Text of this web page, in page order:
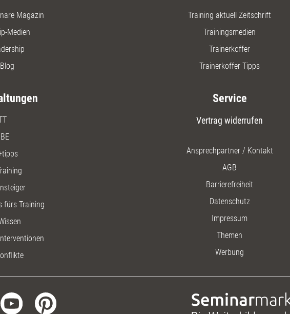
Magazin
Medien
Training aktuell Zeitschrift
Trainingsmedien
Trainerkoffer
Trainerkoffer Tipps
fürs Training
Service
Vertrag widerrufen
Ansprechpartner / Kontakt
AGB
Barrierefreiheit
Datenschutz
Impressum
Themen
Werbung